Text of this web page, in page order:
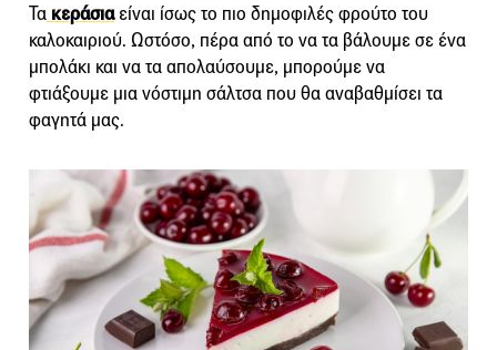
Τα κεράσιαείναι ίσως το πιο δημοφιλές φρούτο του
καλοκαιριού. Ωστόσο, πέρα από το να τα βάλουμε σε ένα
μπολάκι και να τα απολαύσουμε, μπορούμε να
φτιάξουμε μια νόστιμη σάλτσα που θα αναβαθμίσει τα
φαγητά μας.